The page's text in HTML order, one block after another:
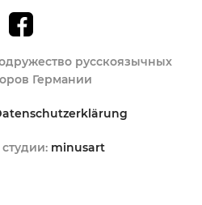
русскоязычных
Германии
minusart